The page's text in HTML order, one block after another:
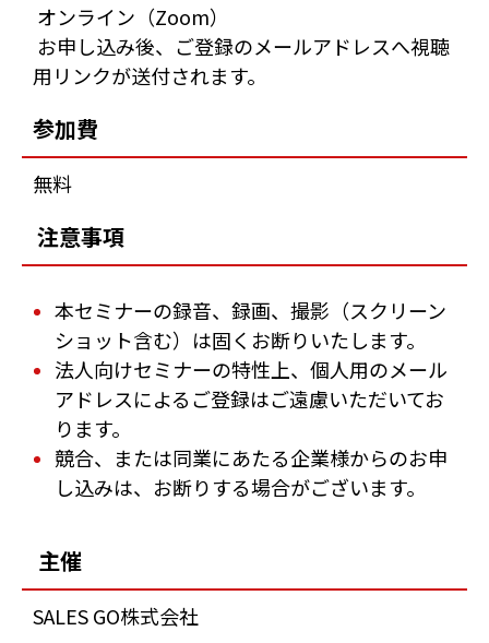
オンライン（Zoom）
お申し込み後、ご登録のメールアドレスへ視聴
用リンクが送付されます。
参加費
無料
注意事項
本セミナーの録音、録画、撮影（スクリーン
ショット含む）は固くお断りいたします。
法人向けセミナーの特性上、個人用のメール
アドレスによるご登録はご遠慮いただいてお
ります。
競合、または同業にあたる企業様からのお申
し込みは、お断りする場合がございます。
主催
SALES GO株式会社